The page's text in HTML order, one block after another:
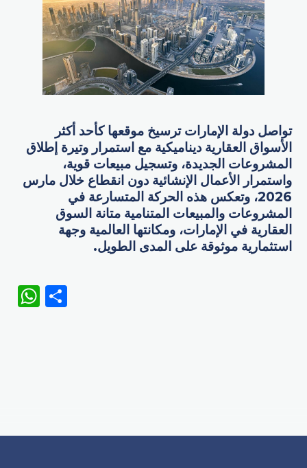
تواصل دولة الإمارات ترسيخ موقعها كأحد أكثر
الأسواق العقارية ديناميكية مع استمرار وتيرة إطلاق
المشروعات الجديدة، وتسجيل مبيعات قوية،
واستمرار الأعمال الإنشائية دون انقطاع خلال مارس
2026، وتعكس هذه الحركة المتسارعة في
المشروعات والمبيعات المتنامية متانة السوق
العقارية في الإمارات، ومكانتها العالمية وجهة
استثمارية موثوقة على المدى الطويل.
WhatsApp